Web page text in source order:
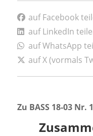
auf Facebook
auf LinkedIn
auf WhatsApp
auf X (vormals
Zu BASS 18-03 Nr. 1